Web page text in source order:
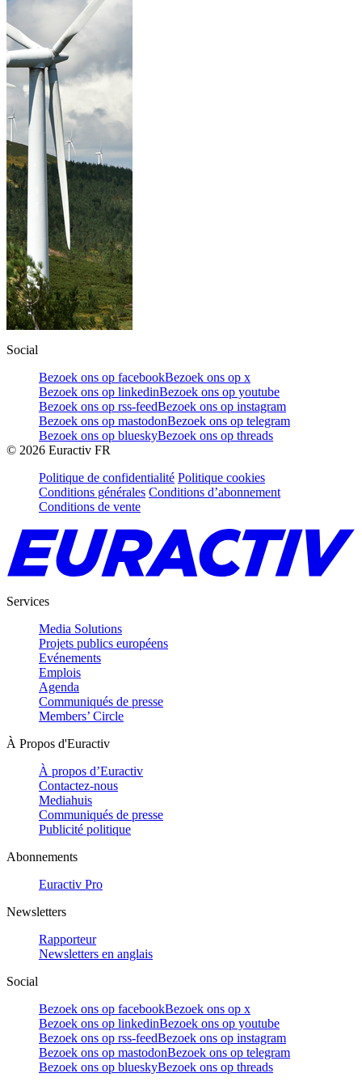
Social
Bezoek ons op facebookBezoek ons op x
Bezoek ons op linkedinBezoek ons op youtube
Bezoek ons op rss-feedBezoek ons op instagram
Bezoek ons op mastodonBezoek ons op telegram
Bezoek ons op blueskyBezoek ons op threads
© 2026 Euractiv FR
Politique de confidentialité Politique cookies
Conditions générales Conditions d’abonnement
Conditions de vente
Services
Media Solutions
Projets publics européens
Evénements
Emplois
Agenda
Communiqués de presse
Members’ Circle
À Propos d'Euractiv
À propos d’Euractiv
Contactez-nous
Mediahuis
Communiqués de presse
Publicité politique
Abonnements
Euractiv Pro
Newsletters
Rapporteur
Newsletters en anglais
Social
Bezoek ons op facebookBezoek ons op x
Bezoek ons op linkedinBezoek ons op youtube
Bezoek ons op rss-feedBezoek ons op instagram
Bezoek ons op mastodonBezoek ons op telegram
Bezoek ons op blueskyBezoek ons op threads